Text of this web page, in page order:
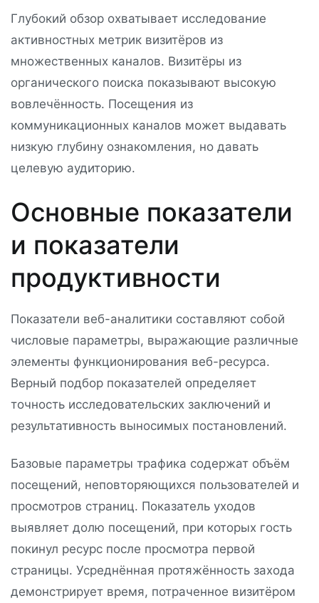
Глубокий обзор охватывает исследование
активностных метрик визитёров из
множественных каналов. Визитёры из
органического поиска показывают высокую
вовлечённость. Посещения из
коммуникационных каналов может выдавать
низкую глубину ознакомления, но давать
целевую аудиторию.
Основные показатели
и показатели
продуктивности
Показатели веб-аналитики составляют собой
числовые параметры, выражающие различные
элементы функционирования веб-ресурса.
Верный подбор показателей определяет
точность исследовательских заключений и
результативность выносимых постановлений.
Базовые параметры трафика содержат объём
посещений, неповторяющихся пользователей и
просмотров страниц. Показатель уходов
выявляет долю посещений, при которых гость
покинул ресурс после просмотра первой
страницы. Усреднённая протяжённость захода
демонстрирует время, потраченное визитёром